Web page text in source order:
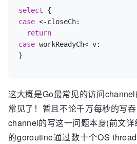
select
case <-closeCh:
return
case workReadyCh<-v:
这大概是Go最常见的访问
常见了！暂且不论千万每秒的写
channel的写这一问题本身(前文
的goroutine通过数十个OS